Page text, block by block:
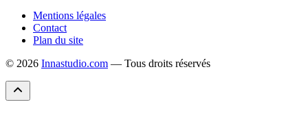
Mentions légales
Contact
Plan du site
© 2026 Innastudio.com — Tous droits réservés